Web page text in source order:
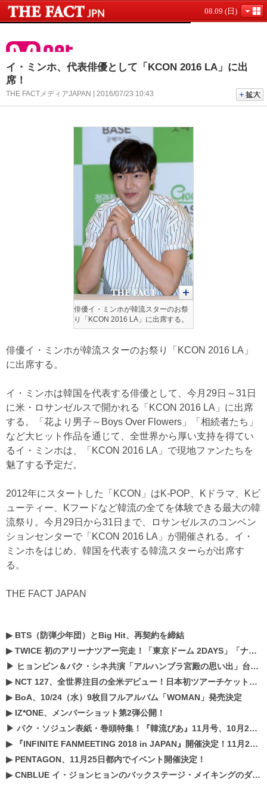
08.09 (日)
イ・ミンホ、代表俳優として「KCON 2016 LA」に出
席！
THE FACTメディアJAPAN | 2016/07/23 10:43
俳優イ・ミンホが韓流スターのお祭
り「KCON 2016 LA」に出席する。
俳優イ・ミンホが韓流スターのお祭り「KCON 2016 LA」
に出席する。
イ・ミンホは韓国を代表する俳優として、今月29日～31日
に米・ロサンゼルスで開かれる「KCON 2016 LA」に出席
する。「花より男子～Boys Over Flowers」「相続者たち」
など大ヒット作品を通じて、全世界から厚い支持を得てい
るイ・ミンホは、「KCON 2016 LA」で現地ファンたちを
魅了する予定だ。
2012年にスタートした「KCON」はK-POP、Kドラマ、Kビ
ューティー、Kフードなど韓流の全てを体験できる最大の韓
流祭り。今月29日から31日まで、ロサンゼルスのコンベン
ションセンターで「KCON 2016 LA」が開催される。イ・
ミンホをはじめ、韓国を代表する韓流スターらが出席す
る。
THE FACT JAPAN
▶ BTS（防弾少年団）とBig Hit、再契約を締結
▶TWICE 初のアリーナツアー完走！「東京ドーム 2DAYS」「ナゴヤドーム1DAY」「京セラドーム1DAY」2019年ドームツアー開催決定！！
▶ ヒョンビン＆パク・シネ共演「アルハンブラ宮殿の思い出」台本読み現場を公開
▶ NCT 127、全世界注目の全米デビュー！日本初ツアーチケットが早くもプレミア化！？
▶ BoA、10/24（水）9枚目フルアルバム「WOMAN」発売決定
▶ IZ*ONE、メンバーショット第2弾公開！
▶ パク・ソジュン表紙・巻頭特集！『韓流ぴあ』11月号、10月22日（月）発売！
▶
『INFINITE FANMEETING 2018 in JAPAN』開催決定！11月21、22日にパシフィコ横浜にて実施
▶ PENTAGON、11月25日都内でイベント開催決定！
▶CNBLUE イ・ジョンヒョンのバックステージ・メイキングのダイジェスト映像が公開！